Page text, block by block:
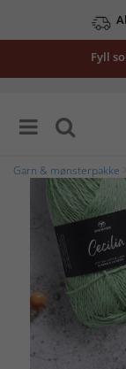
Fyll
Garn & mønsterpakke